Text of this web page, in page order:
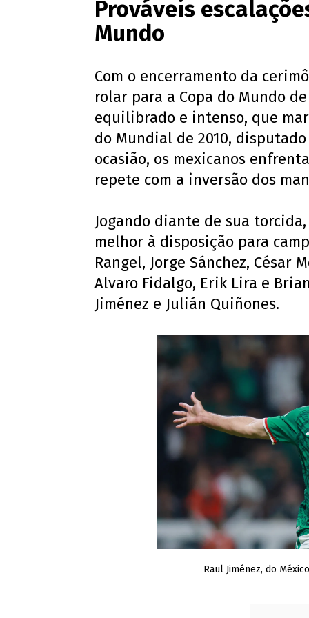
Prováveis
Mundo
Com o encerramento da
rolar para a Copa do Mundo
equilibrado e intenso, que
do Mundial de 2010,
ocasião, os mexicanos
repete com a inversão dos
Jogando diante de sua torcida,
melhor à disposição para
Rangel, Jorge Sánchez, César
Alvaro Fidalgo, Erik Lira e
Jiménez e Julián Quiñones.
Raul Jiménez, do